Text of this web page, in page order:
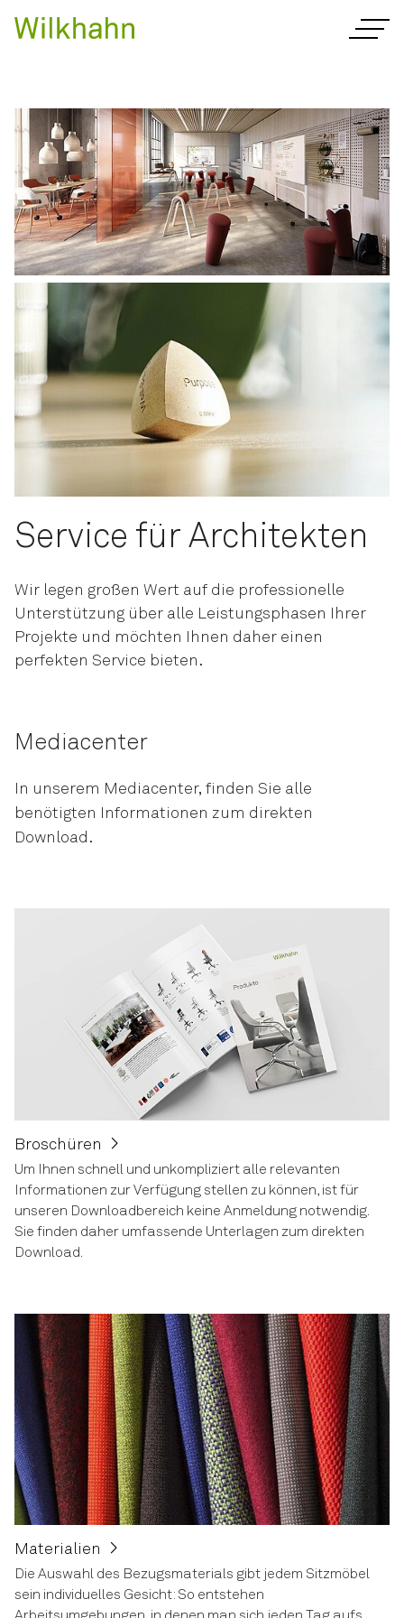
Service für Architekten
Wir legen großen Wert auf die professionelle
Unterstützung über alle Leistungsphasen Ihrer
Projekte und möchten Ihnen daher einen
perfekten Service bieten.
Mediacenter
In unserem Mediacenter, finden Sie alle
benötigten Informationen zum direkten
Download.
Broschüren
Um Ihnen schnell und unkompliziert alle relevanten
Informationen zur Verfügung stellen zu können, ist für
unseren Downloadbereich keine Anmeldung notwendig.
Sie finden daher umfassende Unterlagen zum direkten
Download.
Materialien
Die Auswahl des Bezugsmaterials gibt jedem Sitzmöbel
sein individuelles Gesicht: So entstehen
Arbeitsumgebungen, in denen man sich jeden Tag aufs